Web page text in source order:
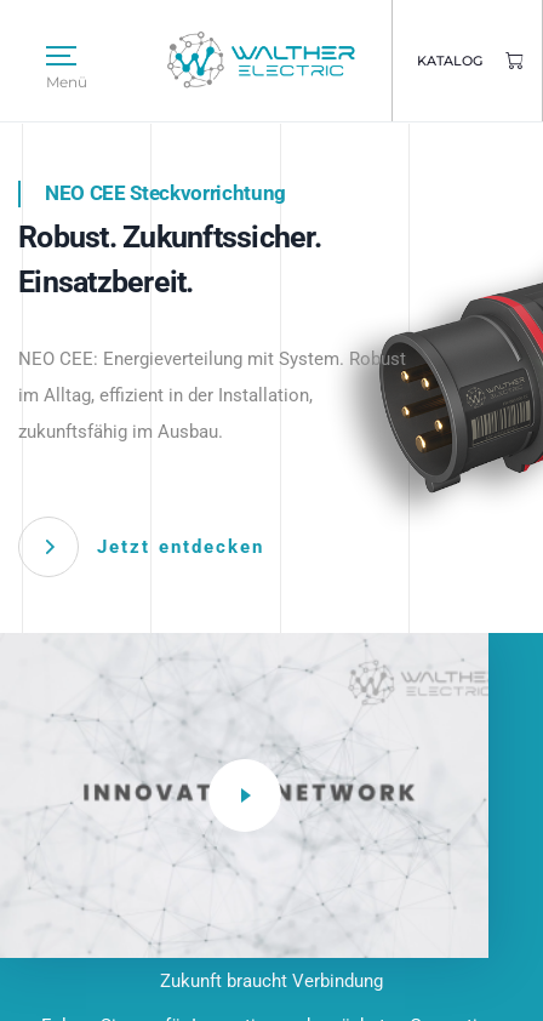
Menü
KATALOG
Intelligente Stromverteilung
beginnt hier.
NEO CEE Steckvorrichtung
Robust. Zukunftssicher.
Einsatzbereit.
NEO CEE: Energieverteilung mit System. Robust
im Alltag, effizient in der Installation,
zukunftsfähig im Ausbau.
Jetzt entdecken
Intelligenz trifft Energie.
Anwendungen – robust, IP-geschützt und
zukunftsfähig.
Zukunft braucht Verbindung